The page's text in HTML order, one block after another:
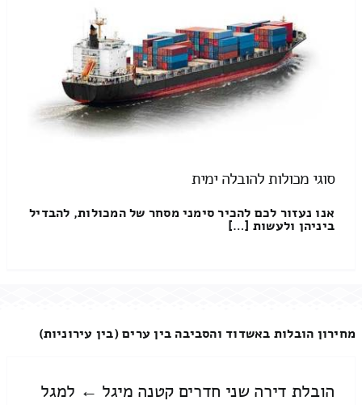
סוגי מכולות להובלה ימית
אנו נעזור לכם להכיר סימני מסחר של המכולות, להבדיל
ביניהן ולעשות […]
מחירון הובלות באשדוד והסביבה בין ערים (בין עירוניות)
הובלת דירה שני חדרים קטנה מיגל ← למגל